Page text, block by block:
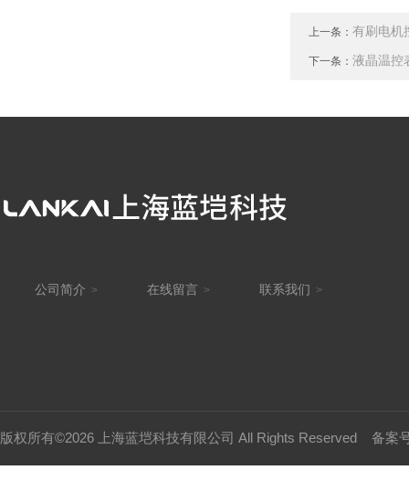
上一条： 有刷电机
下一条： 液晶温控
公司简介 > 在线留言 > 联系我们 >
版权所有©2026 上海蓝垲科技有限公司 All Rights Reserved 备案